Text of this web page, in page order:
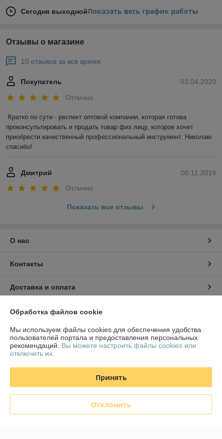
Сегодня выходнойПоказать весь график работы
Отзывы о магазине
10 отзывов за всё время
03.04.2020
Покупатель
Отлично
Кратко по сути - респект оптовой компании, которая готова
проконсультировать и продать товар физ.лицу, которое хочет
приобрести качественный профессиональный инструмент. Николаю
спасибо!
08.11.2019
Дмитрий
Отлично
Показать все отзывы
О нас
Контакты
Доставка и оплата
График работы
Полная версия сайта
Политика обработки cookies
Сайт создан на платформе Deal.by
Обработка файлов cookie
Мы используем файлы cookies для обеспечения удобства
пользователей портала и предоставления персональных
рекомендаций. Вы можете настроить файлы cookies или
отключить их.
Принять
Отклонить